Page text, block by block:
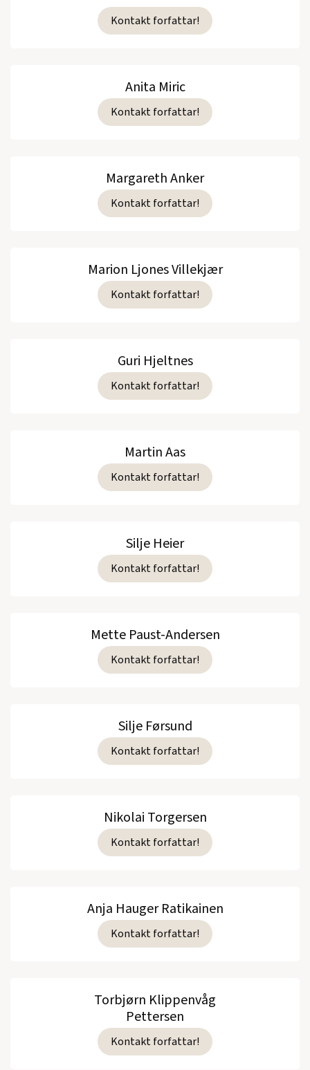
Kontakt forfattar!
Anita Miric
Kontakt forfattar!
Margareth Anker
Kontakt forfattar!
Marion Ljones Villekjær
Kontakt forfattar!
Guri Hjeltnes
Kontakt forfattar!
Martin Aas
Kontakt forfattar!
Silje Heier
Kontakt forfattar!
Mette Paust-Andersen
Kontakt forfattar!
Silje Førsund
Kontakt forfattar!
Nikolai Torgersen
Kontakt forfattar!
Anja Hauger Ratikainen
Kontakt forfattar!
Torbjørn Klippenvåg
Pettersen
Kontakt forfattar!